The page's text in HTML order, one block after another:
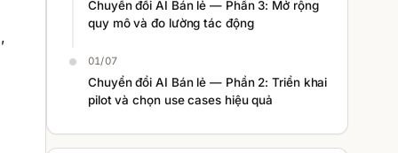
Chuyển đổi AI Bán lẻ — Phần 3: Mở rộng
quy mô và đo lường tác động
01/07
Chuyển đổi AI Bán lẻ — Phần 2: Triển khai
pilot và chọn use cases hiệu quả